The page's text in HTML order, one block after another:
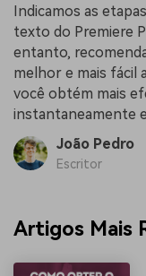
Indicamos as
texto do Premiere
entanto,
melhor e mais fácil
você obtém mais
instantaneamente
João Pedro
Escritor
Artigos Mais